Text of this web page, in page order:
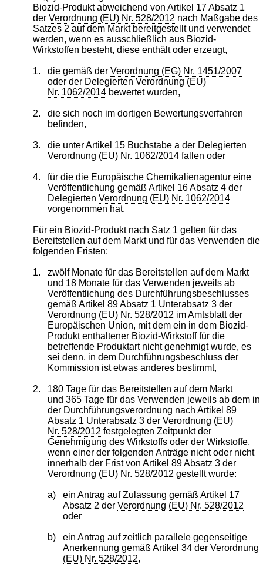
Biozid-Produkt abweichend von Artikel 17 Absatz 1
der Verordnung (EU) Nr. 528/2012 nach Maßgabe des
Satzes 2 auf dem Markt bereitgestellt und verwendet
werden, wenn es ausschließlich aus Biozid-
Wirkstoffen besteht, diese enthält oder erzeugt,
1. die gemäß derVerordnung (EG) Nr. 1451/2007
oder der DelegiertenVerordnung (EU)
Nr. 1062/2014 bewertet wurden,
2.
die sich noch im dortigen Bewertungsverfahren
befinden,
3.
die unter Artikel 15 Buchstabe a der Delegierten
Verordnung (EU) Nr. 1062/2014 fallen oder
4.
für die die Europäische Chemikalienagentur eine
Veröffentlichung gemäß Artikel 16 Absatz 4 der
DelegiertenVerordnung (EU) Nr. 1062/2014
vorgenommen hat.
Für ein Biozid-Produkt nach Satz 1 gelten für das
Bereitstellen auf dem Markt und für das Verwenden die
folgenden Fristen:
1.
zwölf Monate für das Bereitstellen auf dem Markt
und 18 Monate für das Verwenden jeweils ab
Veröffentlichung des Durchführungsbeschlusses
gemäß Artikel 89 Absatz 1 Unterabsatz 3 der
Verordnung (EU) Nr. 528/2012 im Amtsblatt der
Europäischen Union, mit dem ein in dem Biozid-
Produkt enthaltener Biozid-Wirkstoff für die
betreffende Produktart nicht genehmigt wurde, es
sei denn, in dem Durchführungsbeschluss der
Kommission ist etwas anderes bestimmt,
2.
180 Tage für das Bereitstellen auf dem Markt
und 365 Tage für das Verwenden jeweils ab dem in
der Durchführungsverordnung nach Artikel 89
Absatz 1 Unterabsatz 3 derVerordnung (EU)
Nr. 528/2012 festgelegten Zeitpunkt der
Genehmigung des Wirkstoffs oder der Wirkstoffe,
wenn einer der folgenden Anträge nicht oder nicht
innerhalb der Frist von Artikel 89 Absatz 3 der
Verordnung (EU) Nr. 528/2012 gestellt wurde:
a)
ein Antrag auf Zulassung gemäß Artikel 17
Absatz 2 der Verordnung (EU) Nr. 528/2012
oder
b)
ein Antrag auf zeitlich parallele gegenseitige
Anerkennung gemäß Artikel 34 der Verordnung
(EU) Nr. 528/2012,